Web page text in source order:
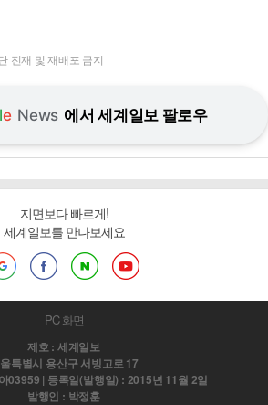
전재 및 재배포 금지
le News 에서 세계일보 팔로우
지면보다 빠르게!
세계일보를 만나보세요
PC 화면
제호 : 세계일보
특별시 용산구 서빙고로 17
03959 | 등록일(발행일) : 2015년 11월 2일
발행인 : 박정훈